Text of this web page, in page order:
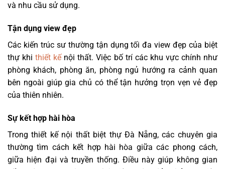
và nhu cầu sử dụng.
Tận dụng view đẹp
Các kiến trúc sư thường tận dụng tối đa view đẹp của biệt
thự khithiết kếnội thất. Việc bố trí các khu vực chính như
phòng khách, phòng ăn, phòng ngủ hướng ra cảnh quan
bên ngoài giúp gia chủ có thể tận hưởng trọn vẹn vẻ đẹp
của thiên nhiên.
Sự kết hợp hài hòa
Trong thiết kế nội thất biệt thự Đà Nẵng, các chuyên gia
thường tìm cách kết hợp hài hòa giữa các phong cách,
giữa hiện đại và truyền thống. Điều này giúp không gian